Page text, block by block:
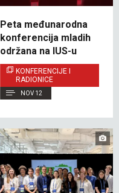
Peta međunarodna
konferencija mladih
održana na IUS-u
KONFERENCIJE I
RADIONICE
NOV 12